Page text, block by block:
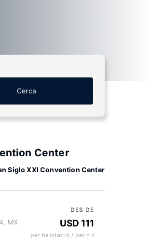
Cerca
Center
Siglo XXI Convention Center
MX
DES DE
USD 111
per habitació / per nit